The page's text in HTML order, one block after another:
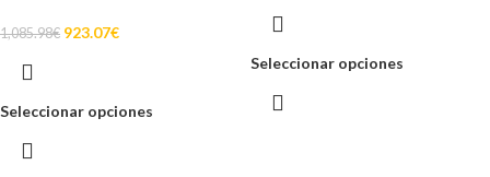
1,085.98€ 923.07€
Seleccionar opciones
Seleccionar opciones